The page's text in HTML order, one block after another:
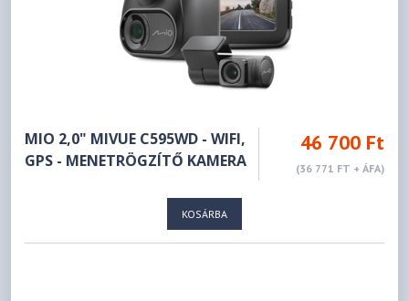
MIO 2,0" MIVUE C595WD - WIFI,
GPS - MENETRÖGZÍTŐ KAMERA
46 700 Ft
(36 771 FT + ÁFA)
KOSÁRBA